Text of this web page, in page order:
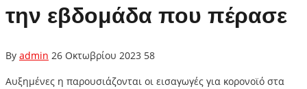
την εβδομάδα που πέρασε
By admin 26 Οκτωβρίου 2023 58
Αυξημένες η παρουσιάζονται οι εισαγωγές για κορονοϊό στα